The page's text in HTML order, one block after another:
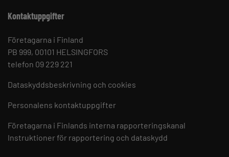
Kontaktuppgifter
Företagarna i Finland
PB 999, 00101 HELSINGFORS
telefon 09 229 221
Dataskyddsbeskrivning och cookies
Personalens kontaktuppgifter
Företagarna i Finlands interna rapporteringskanal
Instruktioner för rapportering och dataskydd